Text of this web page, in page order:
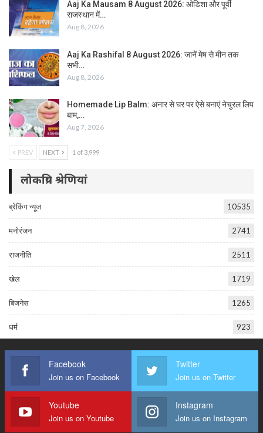
Aaj Ka Mausam 8 August 2026: ओडिशा और पूर्वी
राजस्थान में…
Aug 8, 2026
Aaj Ka Rashifal 8 August 2026: जानें मेष से मीन तक
सभी…
Aug 8, 2026
Homemade Lip Balm: अनार से घर पर ऐसे बनाएं नेचुरल लिप
बाम,…
Aug 7, 2026
PREV NEXT 1 of 3,999
लोकप्रिय श्रेणियां
ब्रेकिंग न्यूज 10535
मनोरंजन 2741
राजनीति 2511
खेल 1719
बिजनेस 1265
धर्म 923
Facebook
Join us on Facebook
Twitter
Join us on Twitter
Youtube
Join us on Youtube
Instagram
Join us on Instagram